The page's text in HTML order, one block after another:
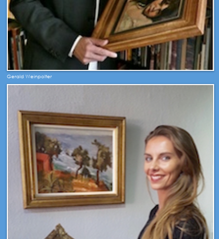
Gerald Weinpolter